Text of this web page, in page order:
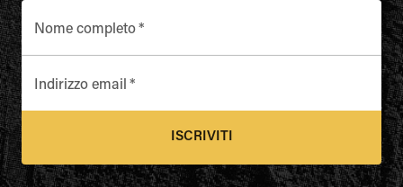
Nome completo*
Indirizzo email *
ISCRIVITI